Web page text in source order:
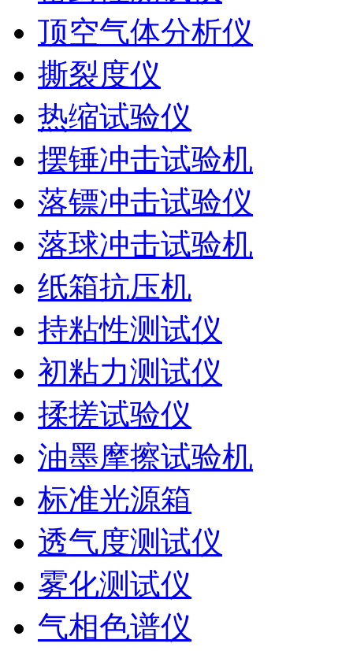
顶空气体分析仪
撕裂度仪
热缩试验仪
摆锤冲击试验机
落镖冲击试验仪
落球冲击试验机
纸箱抗压机
持粘性测试仪
初粘力测试仪
揉搓试验仪
油墨摩擦试验机
标准光源箱
透气度测试仪
雾化测试仪
气相色谱仪